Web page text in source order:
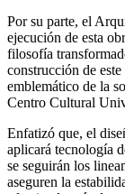
Por su parte, el
ejecución de esta
filosofía
construcción de
emblemático de la
Centro Cultural
Enfatizó que, el
aplicará tecnología
se seguirán los
aseguren la